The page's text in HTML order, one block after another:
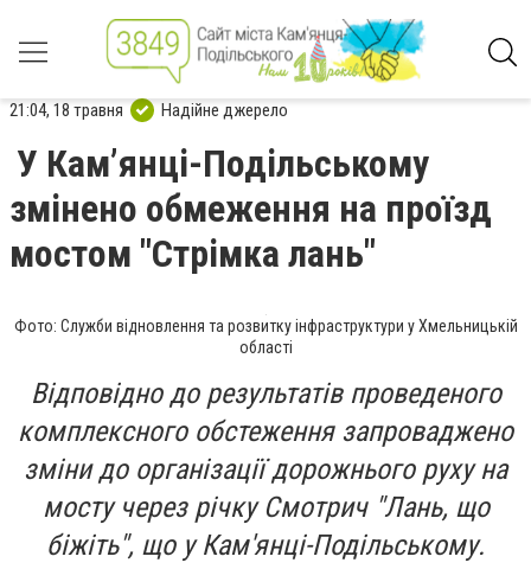
21:04, 18 травня Надійне джерело
У Кам’янці-Подільському
змінено обмеження на проїзд
мостом "Стрімка лань"
Фото: Служби відновлення та розвитку інфраструктури у Хмельницькій
області
Відповідно до результатів проведеного
комплексного обстеження запроваджено
зміни до організації дорожнього руху на
мосту через річку Смотрич "Лань, що
біжіть", що у Кам'янці-Подільському.